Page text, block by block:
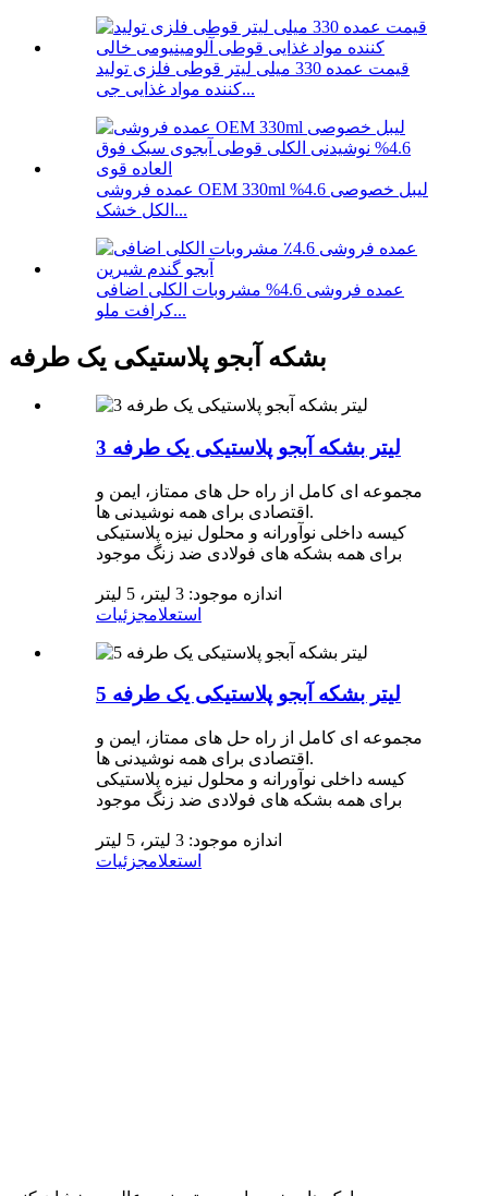
قیمت عمده 330 میلی لیتر قوطی فلزی تولید
کننده مواد غذایی جی...
عمده فروشی OEM 330ml لیبل خصوصی 4.6%
الکل خشک...
عمده فروشی 4.6% مشروبات الکلی اضافی
کرافت ملو...
بشکه آبجو پلاستیکی یک طرفه
3 لیتر بشکه آبجو پلاستیکی یک طرفه
مجموعه ای کامل از راه حل های ممتاز، ایمن و
اقتصادی برای همه نوشیدنی ها.
کیسه داخلی نوآورانه و محلول نیزه پلاستیکی
برای همه بشکه های فولادی ضد زنگ موجود
اندازه موجود: 3 لیتر، 5 لیتر
استعلامجزئیات
5 لیتر بشکه آبجو پلاستیکی یک طرفه
مجموعه ای کامل از راه حل های ممتاز، ایمن و
اقتصادی برای همه نوشیدنی ها.
کیسه داخلی نوآورانه و محلول نیزه پلاستیکی
برای همه بشکه های فولادی ضد زنگ موجود
اندازه موجود: 3 لیتر، 5 لیتر
استعلامجزئیات